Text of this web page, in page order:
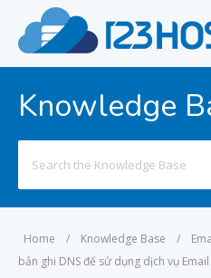
Knowledge
for:
Home / Knowledge Base /
bản ghi DNS để sử dụng dịch vụ